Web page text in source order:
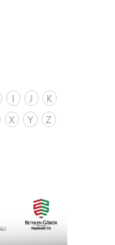
I J
K
X Y Z